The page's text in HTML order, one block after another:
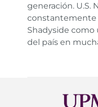
generación. U.S.
constantemente
Shadyside como
del país en